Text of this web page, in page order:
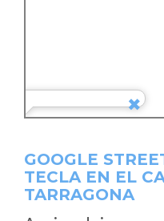
GOOGLE
TECLA EN EL
TARRAGONA